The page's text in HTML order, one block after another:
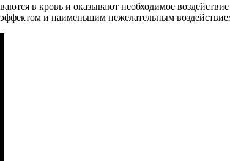
в кровь и оказывают необходимое
и наименьшим нежелательным